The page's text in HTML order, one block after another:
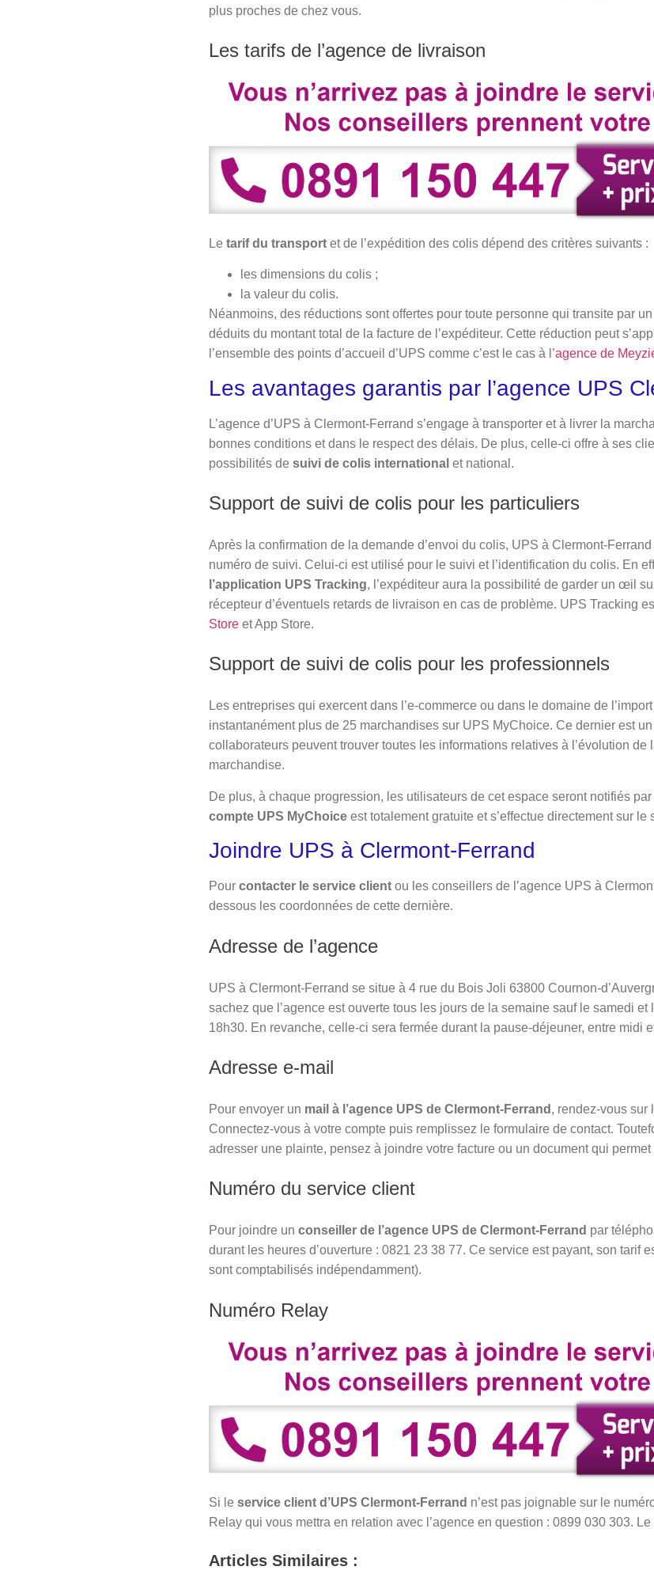
plus proches de chez vous.
Les tarifs de l’agence de livraison
Le tarif du transport et de l’expédition des colis dépend des critères suivants :
les dimensions du colis ;
la valeur du colis.
Néanmoins, des réductions sont offertes pour toute personne qui transite par
déduits du montant total de la facture de l’expéditeur. Cette réduction peut
l’ensemble des points d’accueil d’UPS comme c’est le cas à l’agence de
Les avantages garantis par l’agence UPS
L’agence d’UPS à Clermont-Ferrand s’engage à transporter et à livrer la
bonnes conditions et dans le respect des délais. De plus, celle-ci offre à ses
possibilités de suivi de colis international et national.
Support de suivi de colis pour les particuliers
Après la confirmation de la demande d’envoi du colis, UPS à Clermont-
numéro de suivi. Celui-ci est utilisé pour le suivi et l’identification du colis. En
l’application UPS Tracking, l’expéditeur aura la possibilité de garder un œil
récepteur d’éventuels retards de livraison en cas de problème. UPS Tracking
Store et App Store.
Support de suivi de colis pour les professionnels
Les entreprises qui exercent dans l’e-commerce ou dans le domaine de
instantanément plus de 25 marchandises sur UPS MyChoice. Ce dernier est
collaborateurs peuvent trouver toutes les informations relatives à l’évolution de
marchandise.
De plus, à chaque progression, les utilisateurs de cet espace seront notifiés
compte UPS MyChoice est totalement gratuite et s’effectue directement sur le
Joindre UPS à Clermont-Ferrand
Pour contacter le service client ou les conseillers de l’agence UPS à
dessous les coordonnées de cette dernière.
Adresse de l’agence
UPS à Clermont-Ferrand se situe à 4 rue du Bois Joli 63800 Cournon-
sachez que l’agence est ouverte tous les jours de la semaine sauf le samedi et
18h30. En revanche, celle-ci sera fermée durant la pause-déjeuner, entre midi
Adresse e-mail
Pour envoyer un mail à l’agence UPS de Clermont-Ferrand , rendez-vous sur
Connectez-vous à votre compte puis remplissez le formulaire de contact.
adresser une plainte, pensez à joindre votre facture ou un document qui
Numéro du service client
Pour joindre un conseiller de l’agence UPS de Clermont-Ferrand par
durant les heures d’ouverture : 0821 23 38 77. Ce service est payant, son tarif
sont comptabilisés indépendamment).
Numéro Relay
Si le service client d’UPS Clermont-Ferrand n’est pas joignable sur le
Relay qui vous mettra en relation avec l’agence en question : 0899 030 303.
Articles Similaires :